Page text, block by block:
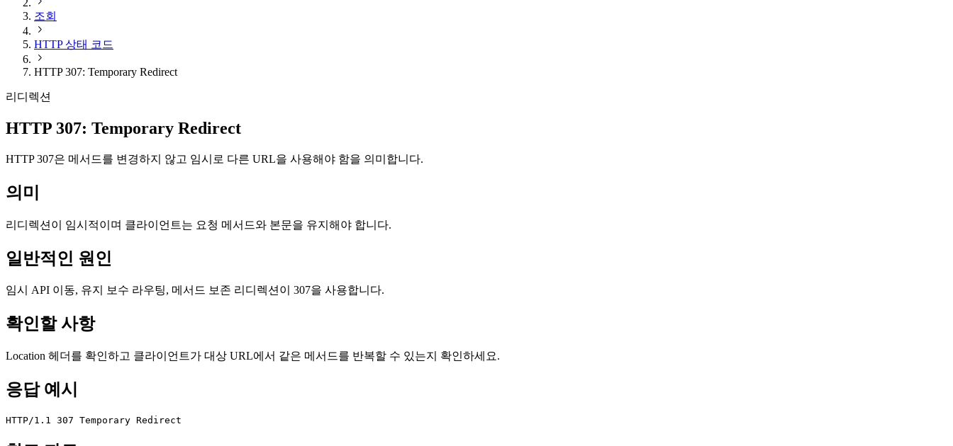
조회
HTTP 상태 코드
HTTP 307: Temporary Redirect
리디렉션
HTTP 307: Temporary Redirect
HTTP 307은 메서드를 변경하지 않고 임시로 다른 URL을 사용해야 함을 의미합니다.
의미
리디렉션이 임시적이며 클라이언트는 요청 메서드와 본문을 유지해야 합니다.
일반적인 원인
임시 API 이동, 유지 보수 라우팅, 메서드 보존 리디렉션이 307을 사용합니다.
확인할 사항
Location 헤더를 확인하고 클라이언트가 대상 URL에서 같은 메서드를 반복할 수 있는지 확인하세요.
응답 예시
HTTP/1.1 307 Temporary Redirect